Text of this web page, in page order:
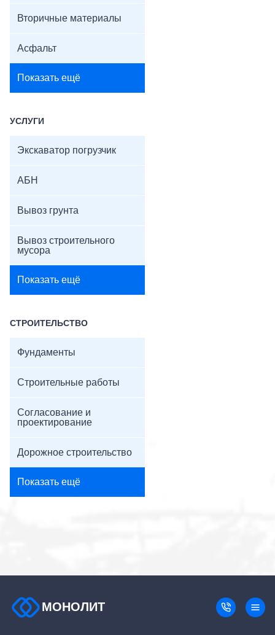
Вторичные материалы
Асфальт
Показать ещё
УСЛУГИ
Экскаватор погрузчик
АБН
Вывоз грунта
Вывоз строительного
мусора
Показать ещё
СТРОИТЕЛЬСТВО
Фундаменты
Строительные работы
Согласование и
проектирование
Дорожное строительство
Показать ещё
МОНОЛИТ